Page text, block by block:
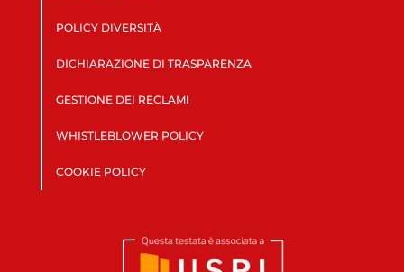
POLICY DIVERSITÀ
DICHIARAZIONE DI TRASPARENZA
GESTIONE DEI RECLAMI
WHISTLEBLOWER POLICY
COOKIE POLICY